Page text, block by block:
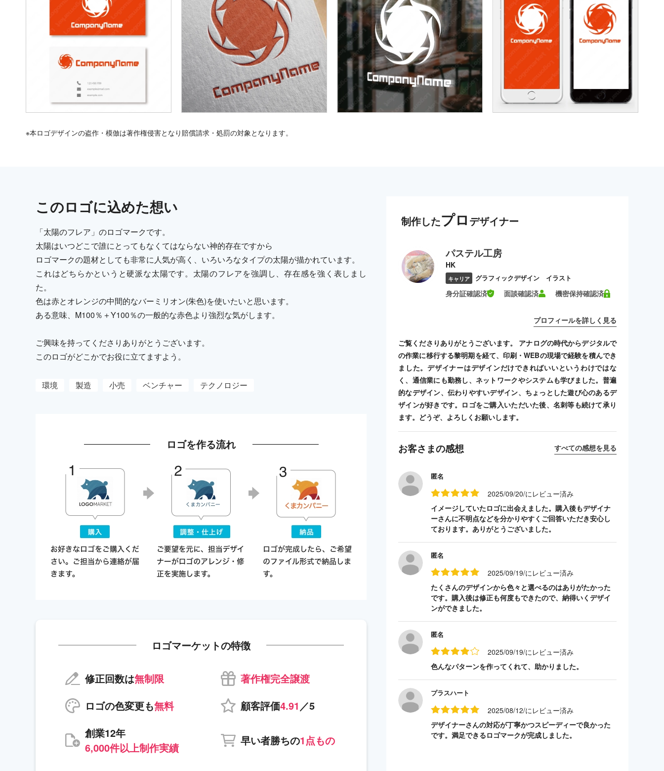
※本ロゴデザインの盗作・模倣は著作権侵害となり賠償請求・処罰の対象となります。
このロゴに込めた想い
「太陽のフレア」のロゴマークです。
太陽はいつどこで誰にとってもなくてはならない神的存在ですから
ロゴマークの題材としても非常に人気が高く、いろいろなタイプの太陽が描かれています。
これはどちらかというと硬派な太陽です。太陽のフレアを強調し、存在感を強く表しまし
た。
色は赤とオレンジの中間的なバーミリオン(朱色)を使いたいと思います。
ある意味、M100％＋Y100％の一般的な赤色より強烈な気がします。
ご興味を持ってくださりありがとうございます。
このロゴがどこかでお役に立てますよう。
環境 製造 小売 ベンチャー テクノロジー
ロゴを作る流れ
ロゴマーケットの特徴
修正回数は無制限
著作権完全譲渡
ロゴの色変更も無料 顧客評価4.91 ／5
創業12年
6,000件以上制作実績
早い者勝ちの1点もの
制作したプロ デザイナー
パステル工房
HK
キャリア グラフィックデザイン イラスト
身分証確認済 面談確認済 機密保持確認済
プロフィールを詳しく見る
ご覧くださりありがとうございます。 アナログの時代からデジタルで
の作業に移行する黎明期を経て、印刷・WEBの現場で経験を積んでき
ました。デザイナーはデザインだけできればいいというわけではな
く、通信業にも勤務し、ネットワークやシステムも学びました。普遍
的なデザイン、伝わりやすいデザイン、ちょっとした遊び心のあるデ
ザインが好きです。ロゴをご購入いただいた後、名刺等も続けて承り
ます。どうぞ、よろしくお願いします。
お客さまの感想 すべての感想を見る
匿名
2025/09/20/にレビュー済み
イメージしていたロゴに出会えました。購入後もデザイナ
ーさんに不明点などを分かりやすくご回答いただき安心し
ております。ありがとうございました。
匿名
2025/09/19/にレビュー済み
たくさんのデザインから色々と選べるのはありがたかった
です。購入後は修正も何度もできたので、納得いくデザイ
ンができました。
匿名
2025/09/19/にレビュー済み
色んなパターンを作ってくれて、助かりました。
プラスハート
2025/08/12/にレビュー済み
デザイナーさんの対応が丁寧かつスピーディーで良かった
です。満足できるロゴマークが完成しました。